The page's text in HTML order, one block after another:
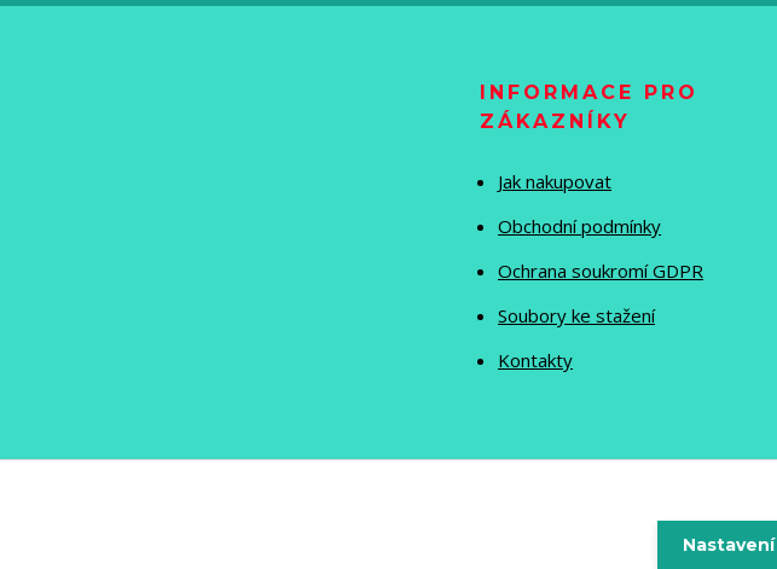
INFORMACE PRO
ZÁKAZNÍKY
Jak nakupovat
Obchodní podmínky
Ochrana soukromí GDPR
Soubory ke stažení
Kontakty
Vytvořeno na
Nastavení